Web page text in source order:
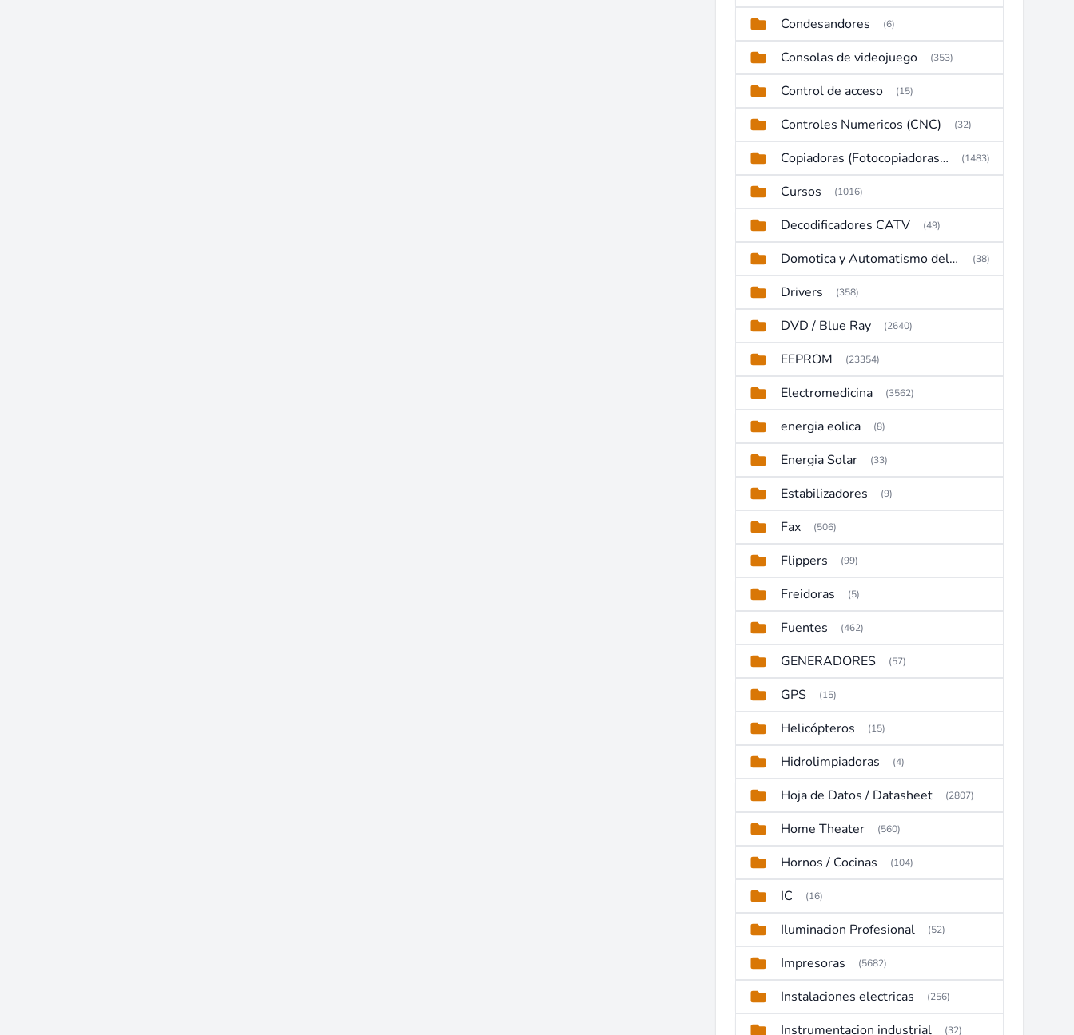
Condesandores (6)
Consolas de videojuego (353)
Control de acceso (15)
Controles Numericos (CNC) (32)
Copiadoras (Fotocopiadoras, Multifunctions, Ploter, etc) (1483)
Cursos (1016)
Decodificadores CATV (49)
Domotica y Automatismo del hogar (38)
Drivers (358)
DVD / Blue Ray (2640)
EEPROM (23354)
Electromedicina (3562)
energia eolica (8)
Energia Solar (33)
Estabilizadores (9)
Fax (506)
Flippers (99)
Freidoras (5)
Fuentes (462)
GENERADORES (57)
GPS (15)
Helicópteros (15)
Hidrolimpiadoras (4)
Hoja de Datos / Datasheet (2807)
Home Theater (560)
Hornos / Cocinas (104)
IC (16)
Iluminacion Profesional (52)
Impresoras (5682)
Instalaciones electricas (256)
Instrumentacion industrial (32)